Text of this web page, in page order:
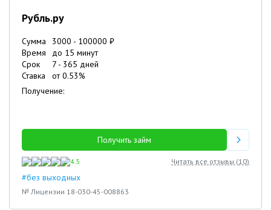
Рубль.ру
Сумма 3000 - 100000 ₽
Время
до 15 минут
Срок
7 - 365 дней
Ставка
от0.53%
Получение:
Получить займ
4.5 Читать все отзывы (10)
#без выходных
№ Лицензии 18-030-45-008863